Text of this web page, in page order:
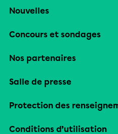
Nouvelles
Concours et sondages
Nos partenaires
Salle de presse
Protection des
Conditions d’utilisation